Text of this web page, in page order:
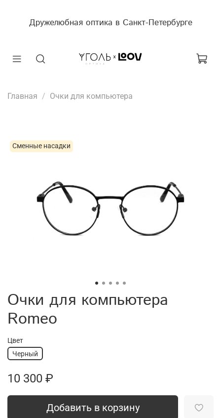
Дружелюбная оптика в Санкт-Петербурге
Главная Очки для компьютера
Сменные насадки
Очки для компьютера
Romeo
Цвет
Черный
10 300 ₽
Добавить в корзину